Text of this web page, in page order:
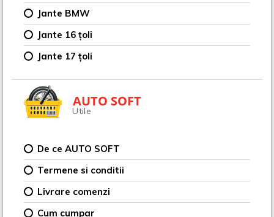
Jante BMW
Jante 16 țoli
Jante 17 țoli
AUTO SOFT
Utile
De ce AUTO SOFT
Termene si conditii
Livrare comenzi
Cum cumpar